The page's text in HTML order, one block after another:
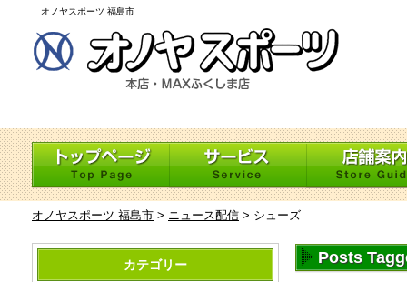
オノヤスポーツ 福島市
オノヤスポーツ 福島市 > ニュース配信 > シューズ
カテゴリー Posts